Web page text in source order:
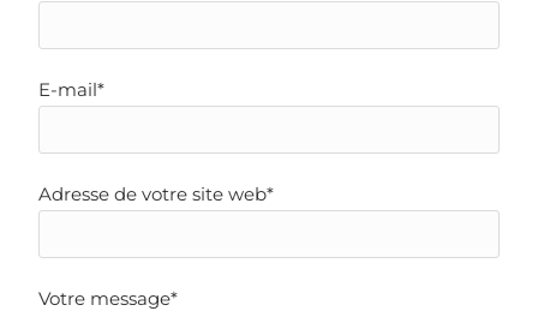
E-mail*
Adresse de votre site web*
Votre message*